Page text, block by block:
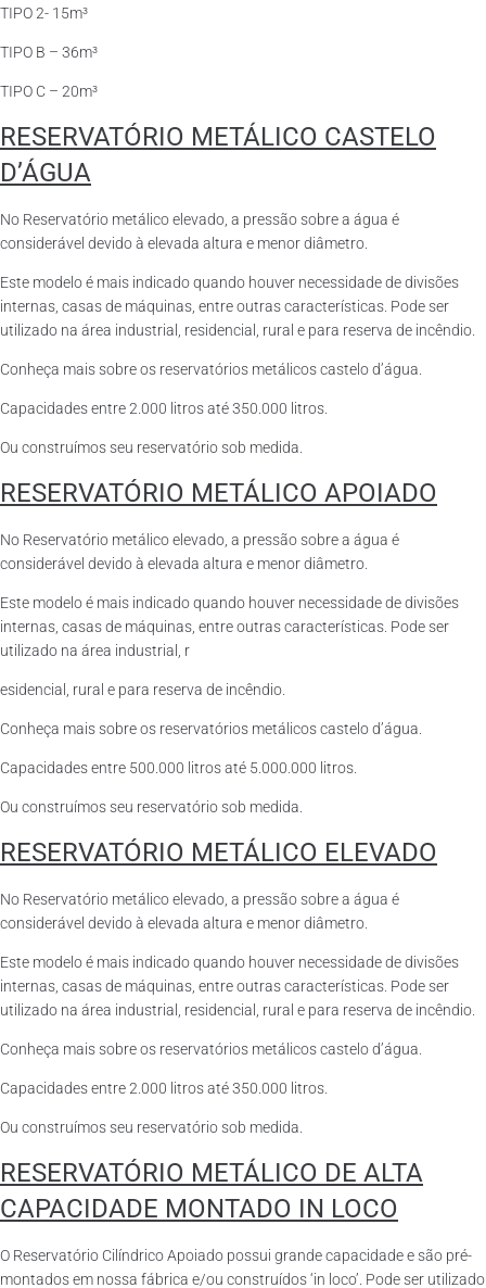
TIPO 2- 15m³
TIPO B – 36m³
TIPO C – 20m³
RESERVATÓRIO METÁLICO CASTELO
D’ÁGUA
No Reservatório metálico elevado, a pressão sobre a água é
considerável devido à elevada altura e menor diâmetro.
Este modelo é mais indicado quando houver necessidade de divisões
internas, casas de máquinas, entre outras características. Pode ser
utilizado na área industrial, residencial, rural e para reserva de incêndio.
Conheça mais sobre os reservatórios metálicos castelo d’água.
Capacidades entre 2.000 litros até 350.000 litros.
Ou construímos seu reservatório sob medida.
RESERVATÓRIO METÁLICO APOIADO
No Reservatório metálico elevado, a pressão sobre a água é
considerável devido à elevada altura e menor diâmetro.
Este modelo é mais indicado quando houver necessidade de divisões
internas, casas de máquinas, entre outras características. Pode ser
utilizado na área industrial, r
esidencial, rural e para reserva de incêndio.
Conheça mais sobre os reservatórios metálicos castelo d’água.
Capacidades entre 500.000 litros até 5.000.000 litros.
Ou construímos seu reservatório sob medida.
RESERVATÓRIO METÁLICO ELEVADO
No Reservatório metálico elevado, a pressão sobre a água é
considerável devido à elevada altura e menor diâmetro.
Este modelo é mais indicado quando houver necessidade de divisões
internas, casas de máquinas, entre outras características. Pode ser
utilizado na área industrial, residencial, rural e para reserva de incêndio.
Conheça mais sobre os reservatórios metálicos castelo d’água.
Capacidades entre 2.000 litros até 350.000 litros.
Ou construímos seu reservatório sob medida.
RESERVATÓRIO METÁLICO DE ALTA
CAPACIDADE MONTADO IN LOCO
O Reservatório Cilíndrico Apoiado possui grande capacidade e são pré-
montados em nossa fábrica e/ou construídos ‘in loco’. Pode ser utilizado